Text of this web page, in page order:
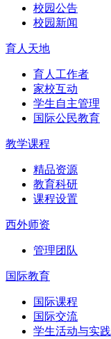
校园公告
校园新闻
育人天地
育人工作者
家校互动
学生自主管理
国际公民教育
教学课程
精品资源
教育科研
课程设置
西外师资
管理团队
国际教育
国际课程
国际交流
学生活动与实践